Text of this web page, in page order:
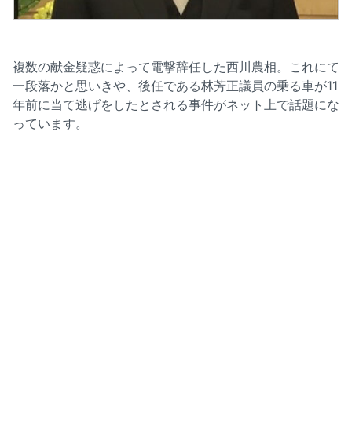
複数の献金疑惑によって電撃辞任した西川農相。これにて
一段落かと思いきや、後任である林芳正議員の乗る車が11
年前に当て逃げをしたとされる事件がネット上で話題にな
っています。